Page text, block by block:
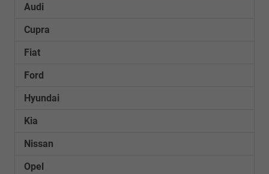
Audi
Cupra
Fiat
Ford
Hyundai
Kia
Nissan
Opel